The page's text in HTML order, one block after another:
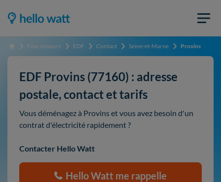
Accueil Fournisseurs EDF Contact Seine-et-Marne Provins
EDF Provins (77160) : adresse
postale, contact et tarifs
Vous déménagez à Provins et vous avez besoin d'un
contrat d'électricité rapidement ?
Contacter Hello Watt
Hello Watt me rappelle